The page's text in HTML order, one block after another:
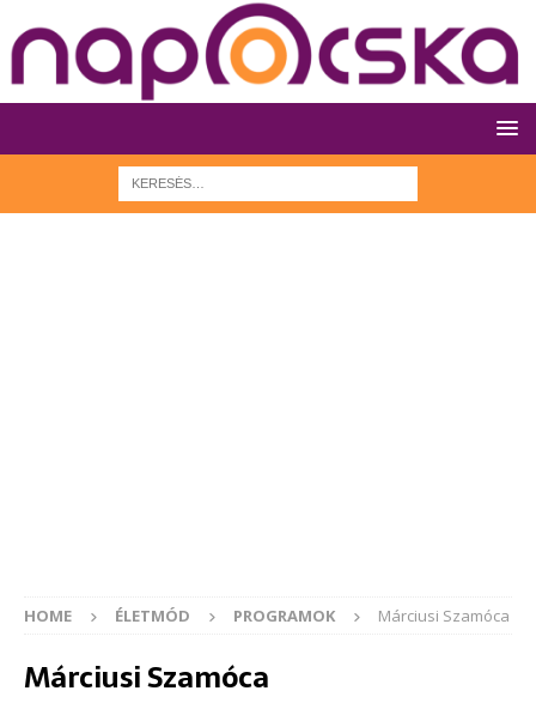
HOME ÉLETMÓD PROGRAMOK Márciusi Szamóca
Márciusi Szamóca